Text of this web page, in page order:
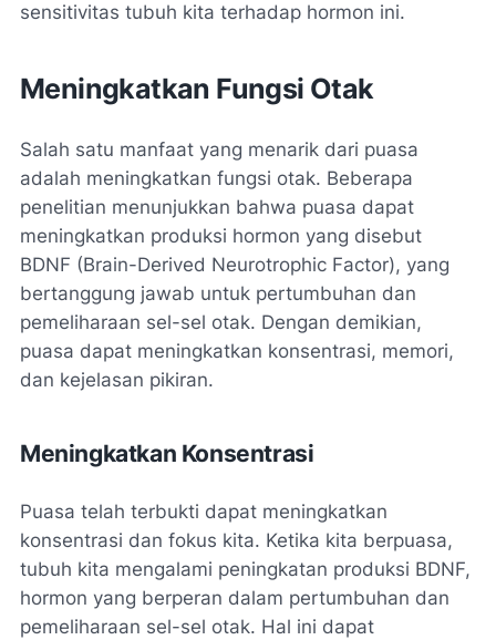
sensitivitas tubuh kita terhadap hormon ini.
Meningkatkan Fungsi Otak
Salah satu manfaat yang menarik dari puasa
adalah meningkatkan fungsi otak. Beberapa
penelitian menunjukkan bahwa puasa dapat
meningkatkan produksi hormon yang disebut
BDNF (Brain-Derived Neurotrophic Factor), yang
bertanggung jawab untuk pertumbuhan dan
pemeliharaan sel-sel otak. Dengan demikian,
puasa dapat meningkatkan konsentrasi, memori,
dan kejelasan pikiran.
Meningkatkan Konsentrasi
Puasa telah terbukti dapat meningkatkan
konsentrasi dan fokus kita. Ketika kita berpuasa,
tubuh kita mengalami peningkatan produksi BDNF,
hormon yang berperan dalam pertumbuhan dan
pemeliharaan sel-sel otak. Hal ini dapat